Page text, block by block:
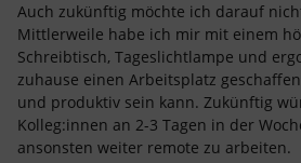
Auch zukünftig möchte ich darauf
Mittlerweile habe ich mir mit einem
Schreibtisch, Tageslichtlampe und
zuhause einen Arbeitsplatz
und produktiv sein kann. Zukünftig
Kolleg:innen an 2-3 Tagen in der
ansonsten weiter remote zu arbeiten.